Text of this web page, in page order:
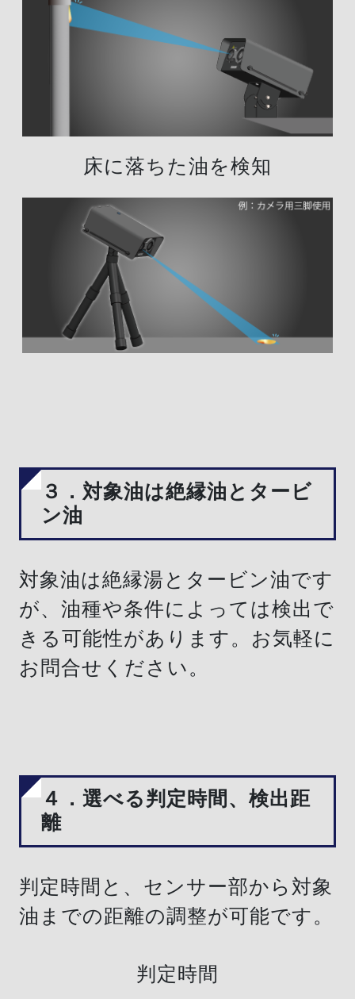
床に落ちた油を検知
３．対象油は絶縁油とタービ
ン油
対象油は絶縁湯とタービン油です
が、油種や条件によっては検出で
きる可能性があります。お気軽に
お問合せください。
４．選べる判定時間、検出距
離
判定時間と、センサー部から対象
油までの距離の調整が可能です。
判定時間